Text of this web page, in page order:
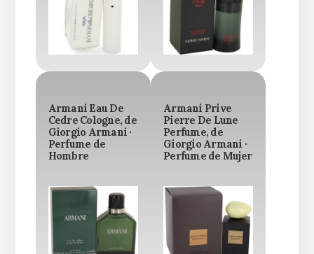
Armani Eau De
Cedre Cologne, de
Giorgio Armani ·
Perfume de
Hombre
Armani Prive
Pierre De Lune
Perfume, de
Giorgio Armani ·
Perfume de Mujer